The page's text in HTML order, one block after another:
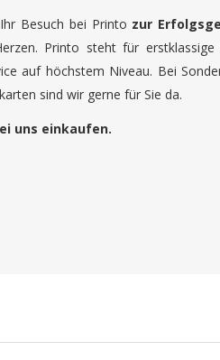
Besuch bei Printo zur
Printo steht für erstklassige
auf höchstem Niveau. Bei
sind wir gerne für Sie da.
uns einkaufen.